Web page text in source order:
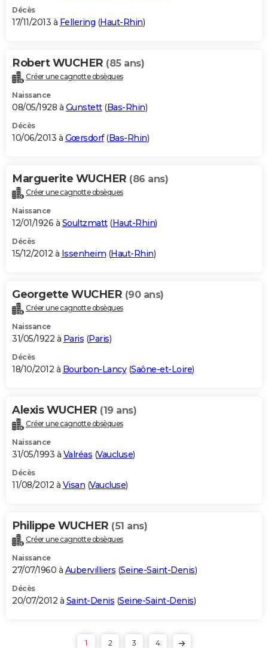
Décès
17/11/2013 à Fellering (Haut-Rhin)
Robert WUCHER (85 ans)
Créer une cagnotte obsèques
Naissance
08/05/1928 à Gunstett(Bas-Rhin)
Décès
10/06/2013 à Gœrsdorf(Bas-Rhin)
Marguerite WUCHER (86 ans)
Créer une cagnotte obsèques
Naissance
12/01/1926 à Soultzmatt(Haut-Rhin)
Décès
15/12/2012 à Issenheim (Haut-Rhin)
Georgette WUCHER (90 ans)
Créer une cagnotte obsèques
Naissance
31/05/1922 à Paris (Paris)
Décès
18/10/2012 à Bourbon-Lancy(Saône-et-Loire)
Alexis WUCHER (19 ans)
Créer une cagnotte obsèques
Naissance
31/05/1993 à Valréas (Vaucluse)
Décès
11/08/2012 à Visan (Vaucluse)
Philippe WUCHER (51 ans)
Créer une cagnotte obsèques
Naissance
27/07/1960 à Aubervilliers (Seine-Saint-Denis)
Décès
20/07/2012 à Saint-Denis (Seine-Saint-Denis)
1 2 3 4